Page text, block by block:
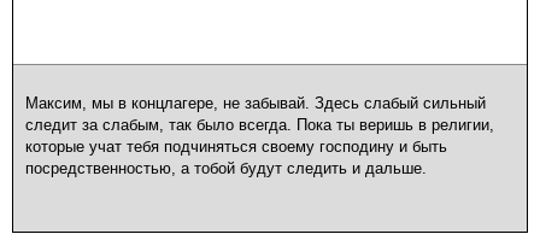
Максим, мы в концлагере, не забывай. Здесь слабый сильный
следит за слабым, так было всегда. Пока ты веришь в религии,
которые учат тебя подчиняться своему господину и быть
посредственностью, а тобой будут следить и дальше.